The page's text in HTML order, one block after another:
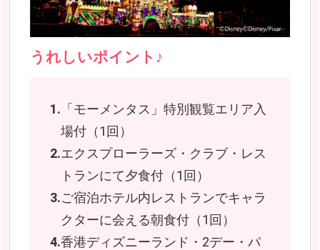
うれしいポイント♪
「モーメンタス」特別観覧エリア入
場付（1回）
エクスプローラーズ・クラブ・レス
トランにて夕食付（1回）
ご宿泊ホテル内レストランでキャラ
クターに会える朝食付（1回）
香港ディズニーランド・2デー・パ